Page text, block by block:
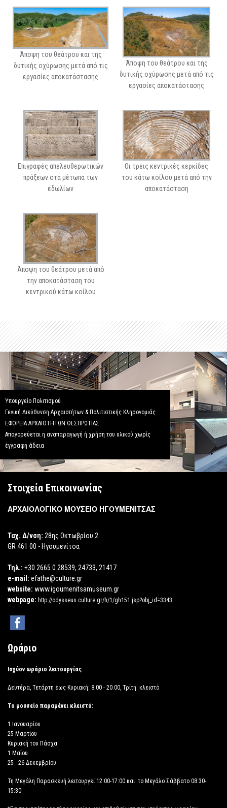
Άποψη του θεάτρου και της
δυτικής οχύρωσης μετά από τις
εργασίες αποκατάστασης
Άποψη του θεάτρου και της
δυτικής οχύρωσης μετά από τις
εργασίες αποκατάστασης
Επιγραφές απελευθερωτικών
πράξεων στα μέτωπα των
εδωλίων
Οι τρεις κεντρικές κερκίδες
του κάτω κοίλου μετά από την
αποκατάσταση
Άποψη του θεάτρου μετά από
την αποκατάσταση του
κεντρικού κάτω κοίλου
Υπουργείο Πολιτισμού
Γενική Διεύθυνση Αρχαιοτήτων & Πολιτιστικής Κληρονομιάς
ΕΦΟΡΕΙΑ ΑΡΧΑΙΟΤΗΤΩΝ ΘΕΣΠΡΩΤΙΑΣ
Απαγορεύεται η αναπαραγωγή ή χρήση του υλικού χωρίς
έγγραφη άδεια
Στοιχεία Επικοινωνίας
ΑΡΧΑΙΟΛΟΓΙΚΟ ΜΟΥΣΕΙΟ ΗΓΟΥΜΕΝΙΤΣΑΣ
Ταχ. Δ/νση: 28ης Οκτωβρίου 2
GR 461 00 - Ηγουμενίτσα
Τηλ.: +30 2665 0 28539, 24733, 21417
e-mail: efathe@culture.gr
website: www.igoumenitsamuseum.gr
webpage: http://odysseus.culture.gr/h/1/gh151.jsp?obj_id=3343
Ωράριο
Ισχύον ωράριο λειτουργίας
Δευτέρα, Τετάρτη έως Κυριακή: 8.00 - 20.00, Τρίτη: κλειστό
Το μουσείο παραμένει κλειστό:
1 Ιανουαρίου
25 Μαρτίου
Κυριακή του Πάσχα
1 Μαΐου
25 - 26 Δεκεμβρίου
Τη Μεγάλη Παρασκευή λειτουργεί 12:00-17:00 και το Μεγάλο Σάββατο 08:30-
15:30